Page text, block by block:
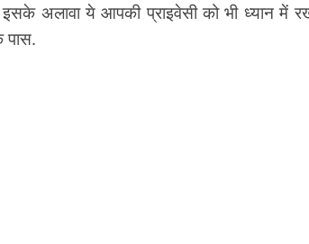
इसके अलावा ये आपकी प्राइवेसी को भी ध्यान में
पास.